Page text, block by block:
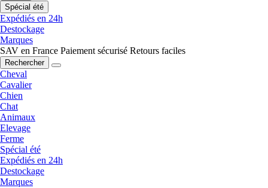
Spécial été
Expédiés en 24h
Destockage
Marques
SAV en France Paiement sécurisé Retours faciles
Rechercher
Cheval
Cavalier
Chien
Chat
Animaux
Elevage
Ferme
Spécial été
Expédiés en 24h
Destockage
Marques